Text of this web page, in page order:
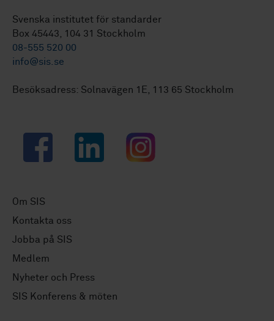
Svenska institutet för standarder
Box 45443, 104 31 Stockholm
08-555 520 00
info@sis.se
Besöksadress: Solnavägen 1E, 113 65 Stockholm
Facebook LinkedIn Instagram
Om SIS
Kontakta oss
Jobba på SIS
Medlem
Nyheter och Press
SIS Konferens & möten